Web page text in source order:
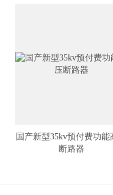
国产新型35kv预付费功能
断路器